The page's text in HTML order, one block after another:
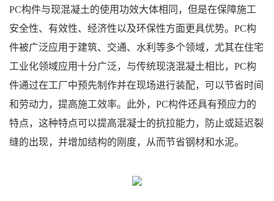
PC构件与现混凝土的使用功效大体相同，但是在保障施工
安全性、有效性、经济性以及环保性方面更具优势。PC构
件被广泛应用于建筑、交通、水利等多个领域，尤其在住宅
工业化领域应用十分广泛，与传统现浇混凝土相比，PC构
件通过在工厂中预先制作并在现场进行装配，可以节省时间
和劳动力，提高施工效率。此外，PC构件还具有预应力的
特点，这种特点可以提高混凝士的抗拉能力，防止或延迟裂
缝的出现，并增加结构的刚度，从而节省钢材和水泥。